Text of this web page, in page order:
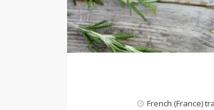
M
French (France)